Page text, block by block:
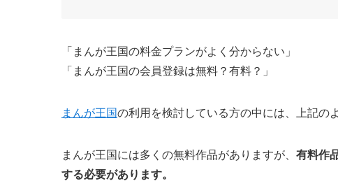
「まんが王国の料金プランがよく分からない」
「まんが王国の会員登録は無料？有料？」
まんが王国の利用を検討している方の中には、上記の
まんが王国には多くの無料作品がありますが、 有料作
する必要があります。